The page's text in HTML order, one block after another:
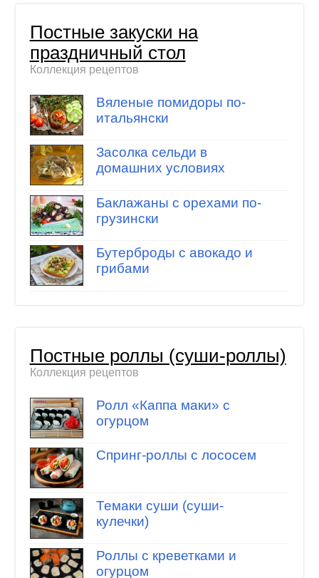
Постные закуски на
праздничный стол
Коллекция рецептов
Вяленые помидоры по-
итальянски
Засолка сельди в
домашних условиях
Баклажаны с орехами по-
грузински
Бутерброды с авокадо и
грибами
Постные роллы (суши-роллы)
Коллекция рецептов
Ролл «Каппа маки» с
огурцом
Спринг-роллы с лососем
Темаки суши (суши-
кулечки)
Роллы с креветками и
огурцом